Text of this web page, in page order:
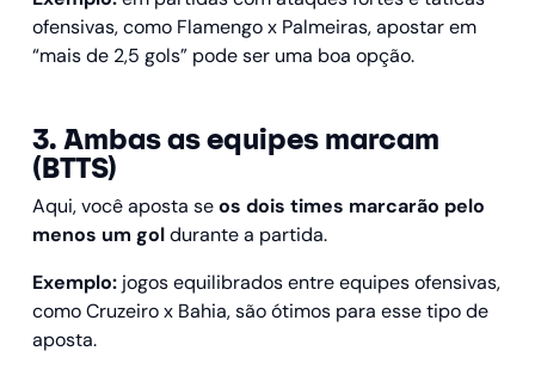
ofensivas, como Flamengo x Palmeiras, apostar em
“mais de 2,5 gols” pode ser uma boa opção.
3. Ambas as equipes marcam
(BTTS)
Aqui, você aposta seos dois times marcarão pelo
menos um goldurante a partida.
Exemplo: jogos equilibrados entre equipes ofensivas,
como Cruzeiro x Bahia, são ótimos para esse tipo de
aposta.